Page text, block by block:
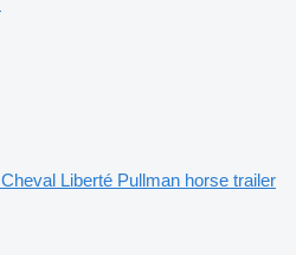
Cheval Liberté Pullman horse trailer